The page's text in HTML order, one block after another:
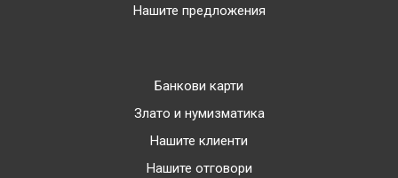
Нашите предложения
Банкови карти
Злато и нумизматика
Нашите клиенти
Нашите отговори